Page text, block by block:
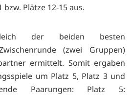
Plätze 12-15 aus.
der beiden besten
(zwei Gruppen)
ermittelt. Somit ergaben
um Platz 5, Platz 3 und
Paarungen: Platz 5: